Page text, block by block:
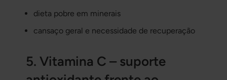
dieta pobre em minerais
cansaço geral e necessidade de recuperação
5. Vitamina C – suporte